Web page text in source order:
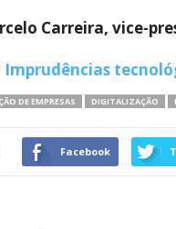
Carreira, vice-
Imprudências
DE EMPRESAS DIGITALIZAÇÃO
Facebook